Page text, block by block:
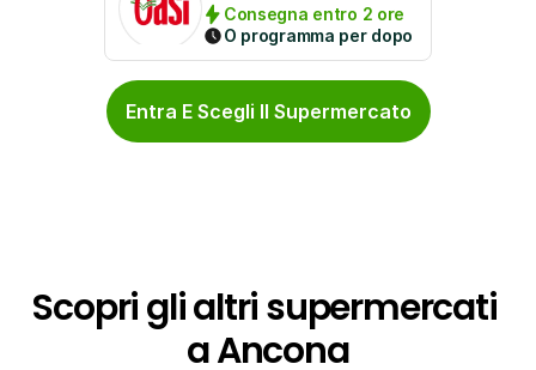
Consegna entro 2 ore
O programma per dopo
Entra E Scegli Il Supermercato
Scopri gli altri supermercati
a Ancona